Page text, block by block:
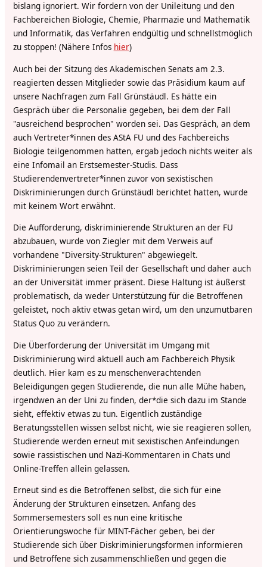
bislang ignoriert. Wir fordern von der Unileitung und den
Fachbereichen Biologie, Chemie, Pharmazie und Mathematik
und Informatik, das Verfahren endgültig und schnellstmöglich
zu stoppen! (Nähere Infos hier)
Auch bei der Sitzung des Akademischen Senats am 2.3.
reagierten dessen Mitglieder sowie das Präsidium kaum auf
unsere Nachfragen zum Fall Grünstäudl. Es hätte ein
Gespräch über die Personalie gegeben, bei dem der Fall
"ausreichend besprochen" worden sei. Das Gespräch, an dem
auch Vertreter*innen des AStA FU und des Fachbereichs
Biologie teilgenommen hatten, ergab jedoch nichts weiter als
eine Infomail an Erstsemester-Studis. Dass
Studierendenvertreter*innen zuvor von sexistischen
Diskriminierungen durch Grünstäudl berichtet hatten, wurde
mit keinem Wort erwähnt.
Die Aufforderung, diskriminierende Strukturen an der FU
abzubauen, wurde von Ziegler mit dem Verweis auf
vorhandene "Diversity-Strukturen" abgewiegelt.
Diskriminierungen seien Teil der Gesellschaft und daher auch
an der Universität immer präsent. Diese Haltung ist äußerst
problematisch, da weder Unterstützung für die Betroffenen
geleistet, noch aktiv etwas getan wird, um den unzumutbaren
Status Quo zu verändern.
Die Überforderung der Universität im Umgang mit
Diskriminierung wird aktuell auch am Fachbereich Physik
deutlich. Hier kam es zu menschenverachtenden
Beleidigungen gegen Studierende, die nun alle Mühe haben,
irgendwen an der Uni zu finden, der*die sich dazu im Stande
sieht, effektiv etwas zu tun. Eigentlich zuständige
Beratungsstellen wissen selbst nicht, wie sie reagieren sollen,
Studierende werden erneut mit sexistischen Anfeindungen
sowie rassistischen und Nazi-Kommentaren in Chats und
Online-Treffen allein gelassen.
Erneut sind es die Betroffenen selbst, die sich für eine
Änderung der Strukturen einsetzen. Anfang des
Sommersemesters soll es nun eine kritische
Orientierungswoche für MINT-Fächer geben, bei der
Studierende sich über Diskriminierungsformen informieren
und Betroffene sich zusammenschließen und gegen die